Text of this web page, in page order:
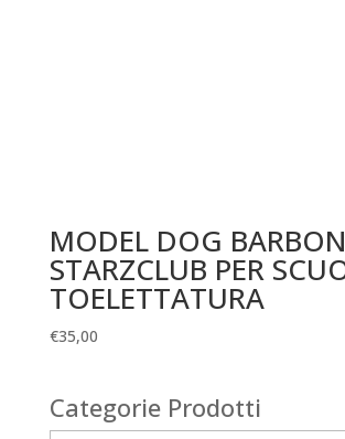
MODEL DOG
STARZCLUB PER
TOELETTATURA
€35,00
Categorie Prodotti